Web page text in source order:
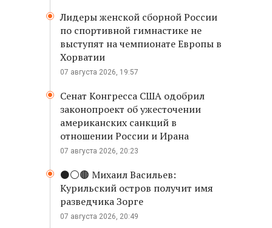
Лидеры женской сборной России
по спортивной гимнастике не
выступят на чемпионате Европы в
Хорватии
07 августа 2026, 19:57
Сенат Конгресса США одобрил
законопроект об ужесточении
американских санкций в
отношении России и Ирана
07 августа 2026, 20:23
⚫️⚪️🟤 Михаил Васильев:
Курильский остров получит имя
разведчика Зорге
07 августа 2026, 20:49